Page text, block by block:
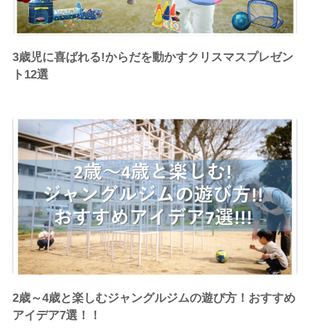
3歳児に喜ばれる!からだを動かすクリスマスプレゼン
ト12選
2歳～4歳と楽しむジャングルジムの遊び方！おすすめ
アイデア7選！！